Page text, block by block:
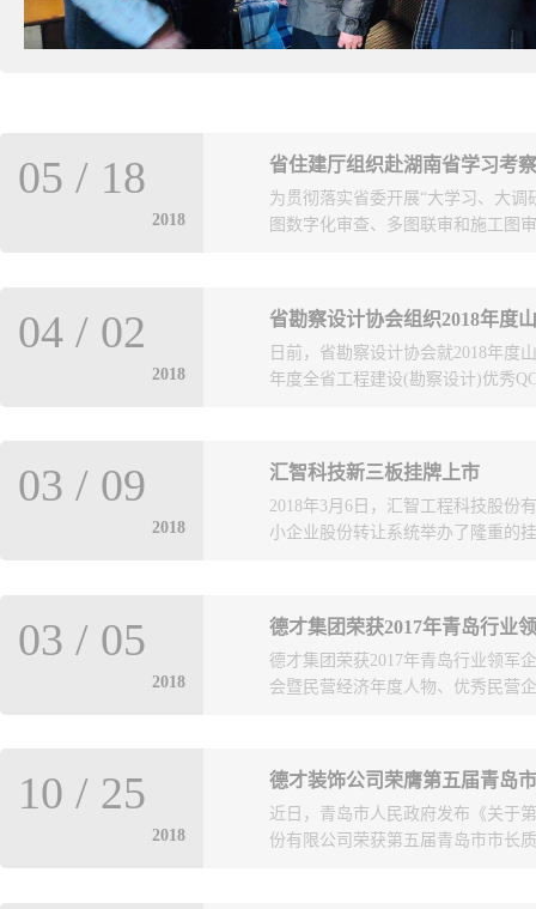
省住建厅组织赴湖南省学习考
2018
05 / 18
为贯彻落实省委开展“大学习、大
图数字化审查、多图联审和施工图
和经验做法，5月2日至4日，省住
个设区市勘察设计科（处）长和4
建厅、长沙市建委和湘潭市审图中
数字化审查、多图联审和政府购买
省勘察设计协会组织2018年度
2018
04 / 02
日前，省勘察设计协会就2018年度
年度全省工程建设(勘察设计)优秀
协会（或行业主管部门）、各分会
择优推荐参加全省评选。评选条
降低造价、保护环境、职业健康安
效益、社会效益、环境效益方面取
汇智科技新三板挂牌上市
2018
03 / 09
2018年3月6日，汇智工程科技股份
小企业股份转让系统举办了隆重的
行业国内首家、山东省化工石化医
汇智科技来说具有里程碑意义，标
庆德说：“新时代为企业大展宏图
技建设成为国内一流的化工、石化
德才集团荣获2017年青岛行业
2018
03 / 05
德才集团荣获2017年青岛行业领军
会暨民营经济年度人物、优秀民营
岸新区隆重举行，凭借突出的业绩
岛民营经济年度人物”荣誉称号，
业。市工商局党委委员、总会计师
颁奖。据了解，青岛市民营企业协
德才装饰公司荣膺第五届青岛
2018
10 / 25
近日，青岛市人民政府发布《关于
份有限公司荣获第五届青岛市市长